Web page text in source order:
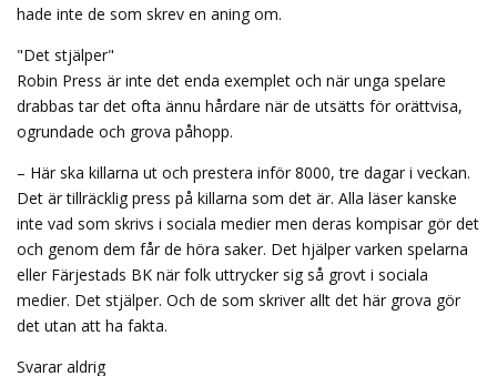
hade inte de som skrev en aning om.
"Det stjälper"
Robin Press är inte det enda exemplet och när unga spelare
drabbas tar det ofta ännu hårdare när de utsätts för orättvisa,
ogrundade och grova påhopp.
– Här ska killarna ut och prestera inför 8000, tre dagar i veckan.
Det är tillräcklig press på killarna som det är. Alla läser kanske
inte vad som skrivs i sociala medier men deras kompisar gör det
och genom dem får de höra saker. Det hjälper varken spelarna
eller Färjestads BK när folk uttrycker sig så grovt i sociala
medier. Det stjälper. Och de som skriver allt det här grova gör
det utan att ha fakta.
Svarar aldrig